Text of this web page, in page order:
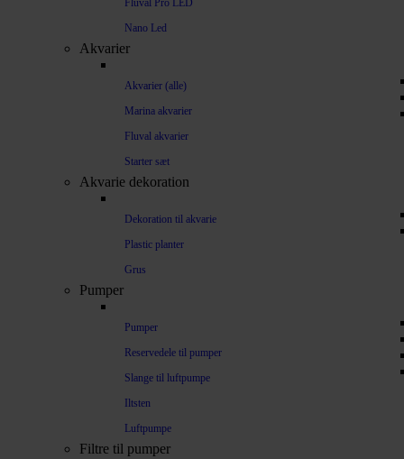
Fluval Pro LED
Nano Led
Akvarier
Akvarier (alle)
Marina akvarier
Fluval akvarier
Starter sæt
Akvarie dekoration
Dekoration til akvarie
Plastic planter
Grus
Pumper
Pumper
Reservedele til pumper
Slange til luftpumpe
Iltsten
Luftpumpe
Filtre til pumper